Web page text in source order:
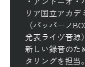
リア国立アカ
（パッパーノ
発表ライヴ音源）
新しい録音のた
タリングを担当。